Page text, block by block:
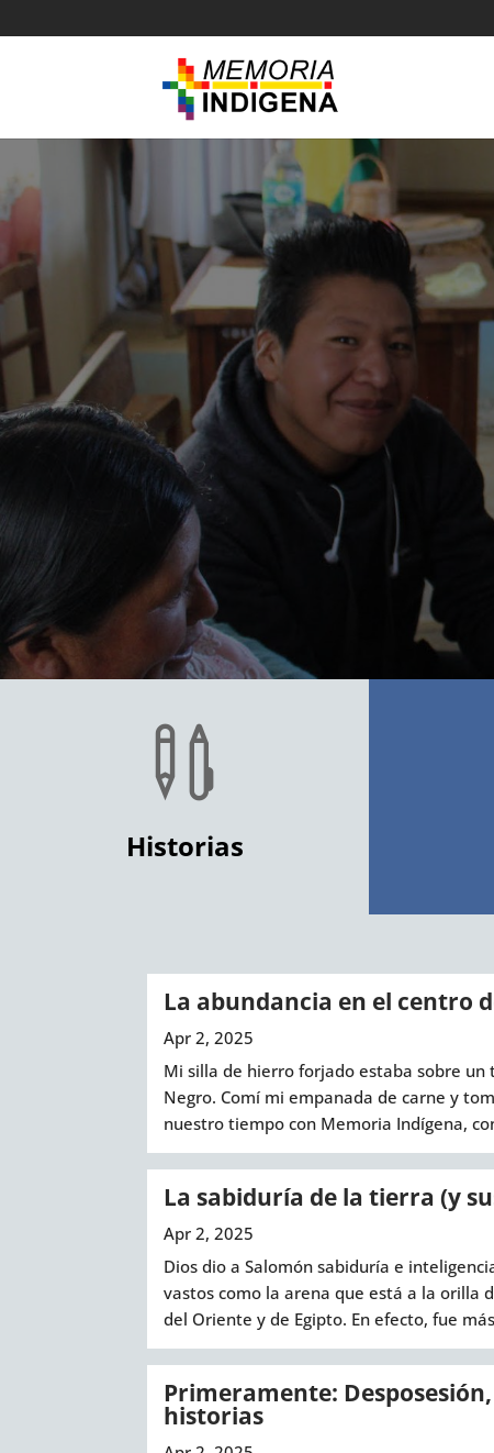
CREANDO
entre las

Historias
La abundancia en el centro
Apr 2, 2025
Mi silla de hierro forjado estaba sobre un
Negro. Comí mi empanada de carne y
nuestro tiempo con Memoria Indígena,
La sabiduría de la tierra (y
Apr 2, 2025
Dios dio a Salomón sabiduría e
vastos como la arena que está a la orilla
del Oriente y de Egipto. En efecto, fue
Primeramente:
historias